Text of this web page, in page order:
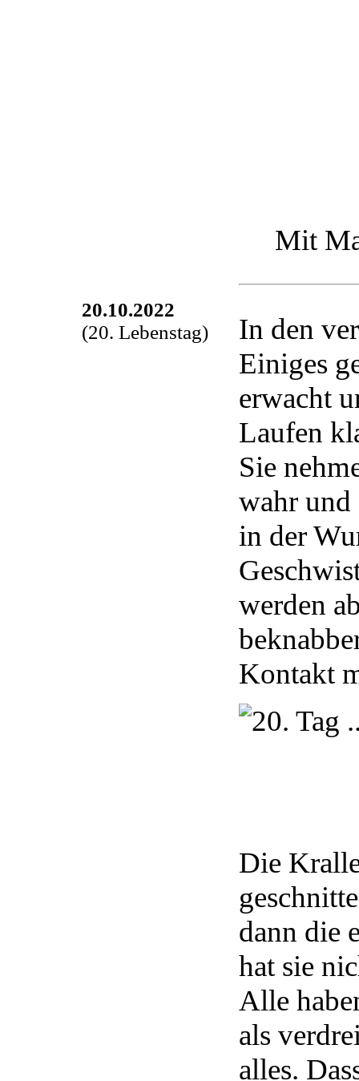
Mit
20.10.2022
(20. Lebenstag)
In den
Einiges
erwacht
Laufen
Sie
wahr und
in der
werden
Kontakt
Die
dann die
hat sie
Alle
als
alles.